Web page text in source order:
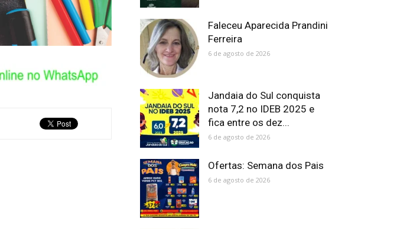
Faleceu Aparecida Prandini
Ferreira
6 de agosto de 2026
Jandaia do Sul conquista
nota 7,2 no IDEB 2025 e
fica entre os dez...
6 de agosto de 2026
Ofertas: Semana dos Pais
6 de agosto de 2026